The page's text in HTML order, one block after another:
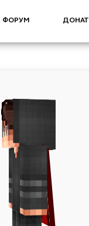
ФОРУМ ДОНАТ